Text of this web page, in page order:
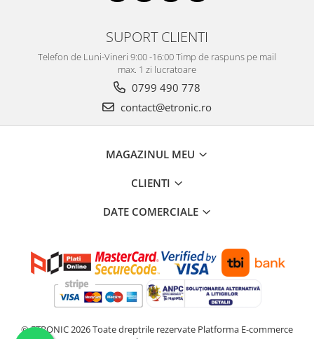
SUPORT CLIENTI
Telefon de Luni-Vineri 9:00 -16:00 Timp de raspuns pe mail
max. 1 zi lucratoare
0799 490 778
contact@etronic.ro
MAGAZINUL MEU
CLIENTI
DATE COMERCIALE
© ETRONIC 2026 Toate dreptrile rezervate Platforma E-commerce